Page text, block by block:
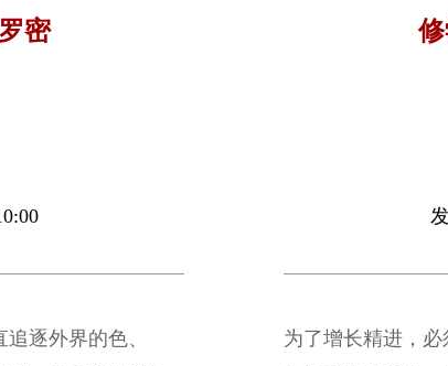
密
逐外界的色、
为了增长精进，